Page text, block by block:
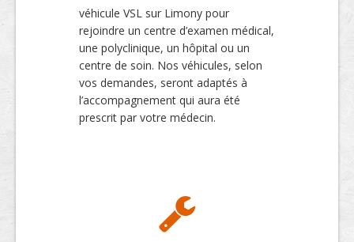
véhicule VSL sur Limony pour
rejoindre un centre d’examen médical,
une polyclinique, un hôpital ou un
centre de soin. Nos véhicules, selon
vos demandes, seront adaptés à
l’accompagnement qui aura été
prescrit par votre médecin.